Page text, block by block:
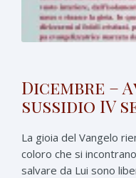
Dicembre –
sussidio IV
La gioia del Vangelo
coloro che si
salvare da Lui sono